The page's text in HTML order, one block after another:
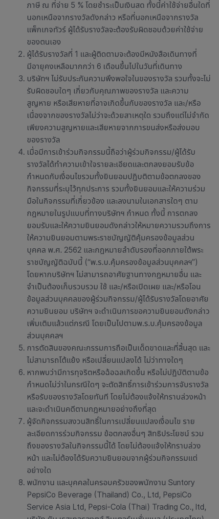
ภาษี ณ ที่จ่าย 5 % โดยชำระเป็นเงินสด ทั้งนี้ค่าใช้จ่ายอื่นใดที่
นอกเหนือจากรางวัลดังกล่าว หรือที่นอกเหนือจากรางวัล
แพ็กเกจทัวร์ ผู้ได้รับรางวัลจะต้องรับผิดชอบด้วยค่าใช้จ่าย
ของตนเอง
ผู้ได้รับรางวัลที่ 1 และผู้ติดตามจะต้องมีหนังสือเดินทางที่
มีอายุคงเหลือมากกว่า 6 เดือนขึ้นไปในวันที่เดินทาง
บริษัทฯ ไม่รับประกันความพึงพอใจในของรางวัล รวมทั้งจะไม่
รับผิดชอบใดๆ เกี่ยวกับคุณภาพของรางวัล และความ
สูญหาย หรือเสียหายที่อาจเกิดขึ้นกับของรางวัล และ/หรือ
เนื่องจากของรางวัลไม่ว่าจะด้วยสาเหตุใด รวมถึงแต่ไม่จำกัด
เพียงความสูญหายและเสียหายจากการขนส่งหรือส่งมอบ
ของรางวัล
เมื่อมีการเข้าร่วมกิจกรรมนี้ถือว่าผู้ร่วมกิจกรรม/ผู้ได้รับ
รางวัลได้ทำความเข้าใจรายละเอียดและตกลงยอมรับข้อ
กำหนดกับเงื่อนไขรวมทั้งยินยอมปฏิบติตามข้อตกลงของ
กิจกรรมที่ระบุไว้ทุกประการ รวมทั้งยินยอมและให้ความร่วม
มือในกิจกรรมที่เกี่ยวข้อง และลงนามในเอกสารใดๆ ตาม
กฎหมายในรูปแบบที่ทางบริษัทฯ กำหนด ทั้งนี้ การตกลง
ยอมรับและให้ความยินยอมดังกล่าวให้หมายความรวมถึงการ
ให้ความยินยอมตามพระราชบัญญัติคุ้มครองข้อมูลส่วน
บุคคล พ.ศ. 2562 และกฎหมายลำดับรองที่ออกภายใต้พระ
ราชบัญญัติฉบับนี้ (“พ.ร.บ.คุ้มครองข้อมูลส่วนบุคคลฯ”)
โดยหากบริษัทฯ ไม่สามารถอาศัยฐานทางกฎหมายอื่น และ
จำเป็นต้องเก็บรวบรวม ใช้ และ/หรือเปิดเผย และ/หรือโอน
ข้อมูลส่วนบุคคลของผู้ร่วมกิจกรรม/ผู้ได้รับรางวัลโดยอาศัย
ความยินยอม บริษัทฯ จะดำเนินการขอความยินยอมดังกล่าว
เพิ่มเติมแล้วแต่กรณี โดยเป็นไปตามพ.ร.บ.คุ้มครองข้อมูล
ส่วนบุคคลฯ
การตัดสินของคณะกรรมการถือเป็นเด็ดขาดและที่สิ้นสุด และ
ไม่สามารถโต้แย้ง หรือเปลี่ยนแปลงได้ ไม่ว่าทางใดๆ
หากพบว่ามีการทุจริตหรือฉ้อฉลเกิดขึ้น หรือไม่ปฏิบัติตามข้อ
กำหนดไม่ว่าในกรณีใดๆ จะตัดสิทธิ์การเข้าร่วมการจับรางวัล
หรือรับของรางวัลโดยทันที โดยไม่ต้องแจ้งให้ทราบล่วงหน้า
และจะดำเนินคดีตามกฎหมายอย่างถึงที่สุด
ผู้จัดกิจกรรมสงวนสิทธิ์ในการเปลี่ยนแปลงเงื่อนไข ราย
ละเอียดการร่วมกิจกรรม ข้อตกลงอื่นๆ สิทธิประโยชน์ รวม
ถึงของรางวัลในกิจกรรมนี้ได้ โดยไม่ต้องแจ้งให้ทราบล่วง
หน้า และไม่ต้องได้รับความยินยอมจากผู้ร่วมกิจกรรมแต่
อย่างใด
พนักงาน และบุคคลในครอบครัวของพนักงาน Suntory
PepsiCo Beverage (Thailand) Co., Ltd, PepsiCo
Service Asia Ltd, Pepsi-Cola (Thai) Trading Co., ltd,